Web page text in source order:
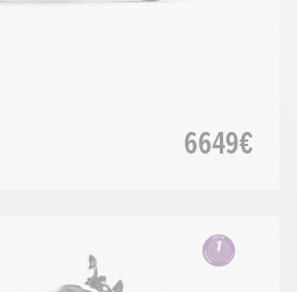
6649€